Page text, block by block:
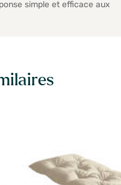
simple et efficace aux